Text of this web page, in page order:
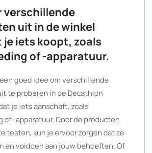
verschillende
uit in de winkel
iets koopt, zoals
of -apparatuur.
goed idee om verschillende
te proberen in de Decathlon
je iets aanschaft, zoals
of -apparatuur. Door de producten
testen, kun je ervoor zorgen dat ze
en voldoen aan jouw behoeften. Of